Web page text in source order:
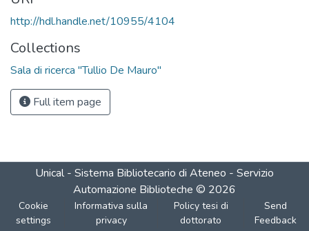
http://hdl.handle.net/10955/4104
Collections
Sala di ricerca "Tullio De Mauro"
Full item page
Unical - Sistema Bibliotecario di Ateneo - Servizio
Automazione Biblioteche © 2026
Cookie
settings
Informativa sulla
privacy
Policy tesi di
dottorato
Send
Feedback